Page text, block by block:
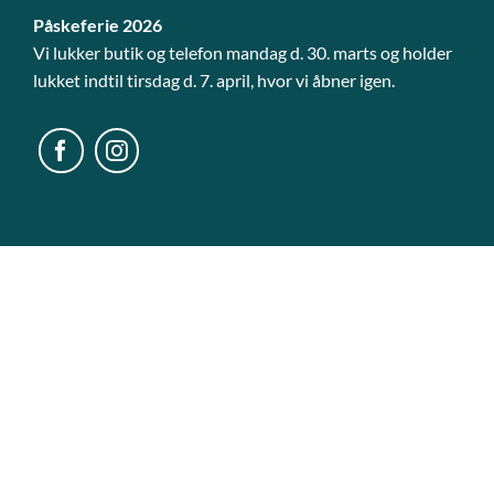
Påskeferie 2026
Vi lukker butik og telefon mandag d. 30. marts og holder
lukket indtil tirsdag d. 7. april, hvor vi åbner igen.